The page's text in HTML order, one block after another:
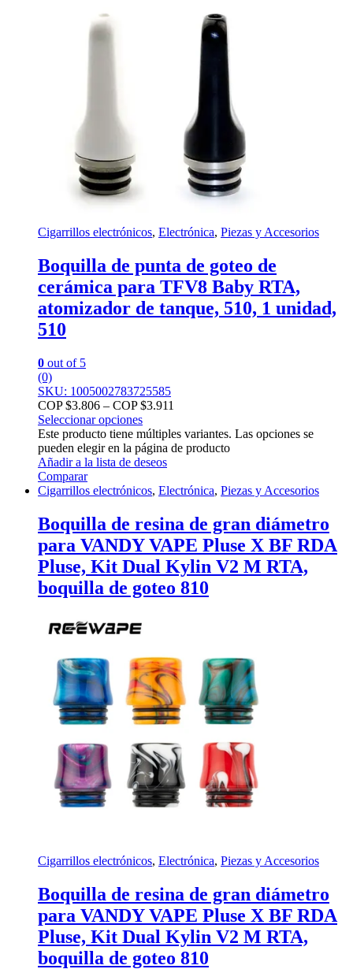
Cigarrillos electrónicos, Electrónica, Piezas y Accesorios
Boquilla de punta de goteo de
cerámica para TFV8 Baby RTA,
atomizador de tanque, 510, 1 unidad,
510
0 out of 5
(0)
SKU: 1005002783725585
COP $3.806 – COP $3.911
Seleccionar opciones
Este producto tiene múltiples variantes. Las opciones se
pueden elegir en la página de producto
Añadir a la lista de deseos
Comparar
Cigarrillos electrónicos, Electrónica, Piezas y Accesorios
Boquilla de resina de gran diámetro
para VANDY VAPE Pluse X BF RDA
Pluse, Kit Dual Kylin V2 M RTA,
boquilla de goteo 810
Cigarrillos electrónicos, Electrónica, Piezas y Accesorios
Boquilla de resina de gran diámetro
para VANDY VAPE Pluse X BF RDA
Pluse, Kit Dual Kylin V2 M RTA,
boquilla de goteo 810